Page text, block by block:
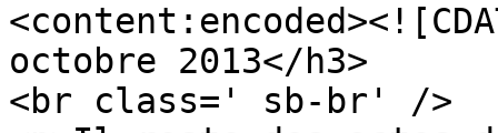
octobre 2013</h3>
<br class=' sb-br' />